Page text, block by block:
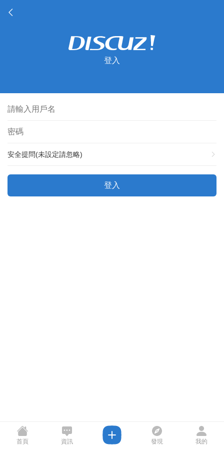
登入
安全提問(未設定請忽略)
登入
首頁 資訊 發現 我的